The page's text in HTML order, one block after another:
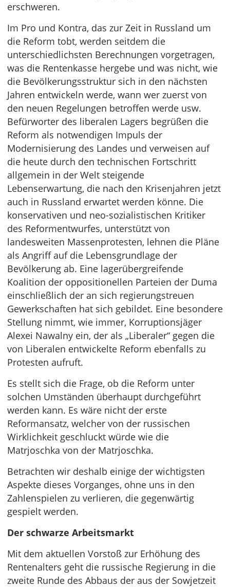
erschweren.
Im Pro und Kontra, das zur Zeit in Russland um
die Reform tobt, werden seitdem die
unterschiedlichsten Berechnungen vorgetragen,
was die Rentenkasse hergebe und was nicht, wie
die Bevölkerungsstruktur sich in den nächsten
Jahren entwickeln werde, wann wer zuerst von
den neuen Regelungen betroffen werde usw.
Befürworter des liberalen Lagers begrüßen die
Reform als notwendigen Impuls der
Modernisierung des Landes und verweisen auf
die heute durch den technischen Fortschritt
allgemein in der Welt steigende
Lebenserwartung, die nach den Krisenjahren jetzt
auch in Russland erwartet werden könne. Die
konservativen und neo-sozialistischen Kritiker
des Reformentwurfes, unterstützt von
landesweiten Massenprotesten, lehnen die Pläne
als Angriff auf die Lebensgrundlage der
Bevölkerung ab. Eine lagerübergreifende
Koalition der oppositionellen Parteien der Duma
einschließlich der an sich regierungstreuen
Gewerkschaften hat sich gebildet. Eine besondere
Stellung nimmt, wie immer, Korruptionsjäger
Alexei Nawalny ein, der als „Liberaler“ gegen die
von Liberalen entwickelte Reform ebenfalls zu
Protesten aufruft.
Es stellt sich die Frage, ob die Reform unter
solchen Umständen überhaupt durchgeführt
werden kann. Es wäre nicht der erste
Reformansatz, welcher von der russischen
Wirklichkeit geschluckt würde wie die
Matrjoschka von der Matrjoschka.
Betrachten wir deshalb einige der wichtigsten
Aspekte dieses Vorganges, ohne uns in den
Zahlenspielen zu verlieren, die gegenwärtig
gespielt werden.
Der schwarze Arbeitsmarkt
Mit dem aktuellen Vorstoß zur Erhöhung des
Rentenalters geht die russische Regierung in die
zweite Runde des Abbaus der aus der Sowjetzeit